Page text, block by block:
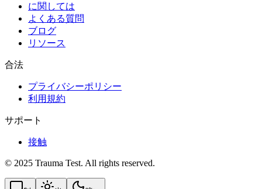
に関しては
よくある質問
ブログ
リソース
合法
プライバシーポリシー
利用規約
サポート
接触
© 2025 Trauma Test. All rights reserved.